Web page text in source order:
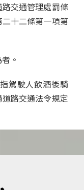
交通管理處罰條
十二條第一項第
。
駕駛人飲酒後騎
路交通法令規定